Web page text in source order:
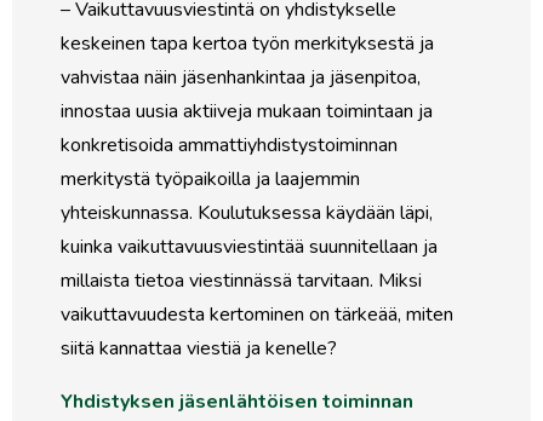
– Vaikuttavuusviestintä on yhdistykselle
keskeinen tapa kertoa työn merkityksestä ja
vahvistaa näin jäsenhankintaa ja jäsenpitoa,
innostaa uusia aktiiveja mukaan toimintaan ja
konkretisoida ammattiyhdistystoiminnan
merkitystä työpaikoilla ja laajemmin
yhteiskunnassa. Koulutuksessa käydään läpi,
kuinka vaikuttavuusviestintää suunnitellaan ja
millaista tietoa viestinnässä tarvitaan. Miksi
vaikuttavuudesta kertominen on tärkeää, miten
siitä kannattaa viestiä ja kenelle?
Yhdistyksen jäsenlähtöisen toiminnan